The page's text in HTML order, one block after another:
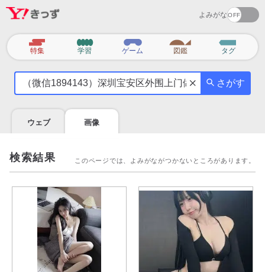
よみがな
カ
テ
特集 学習 ゲーム 図鑑 タグ
気
を
調
べ
よ
さがす
ウェブ 画像
検索結果 このページでは、よみがながつかないところがあります。